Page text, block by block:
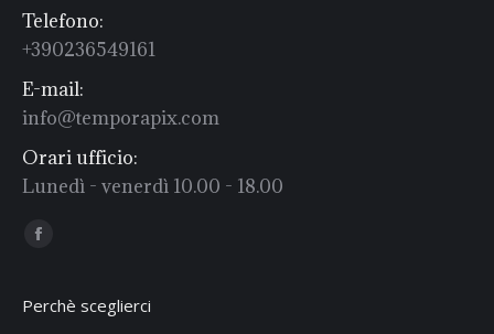
Telefono:
+390236549161
E-mail:
info@temporapix.com
Orari ufficio:
Lunedì - venerdì 10.00 - 18.00
Find us on:
Facebook
Perchè sceglierci